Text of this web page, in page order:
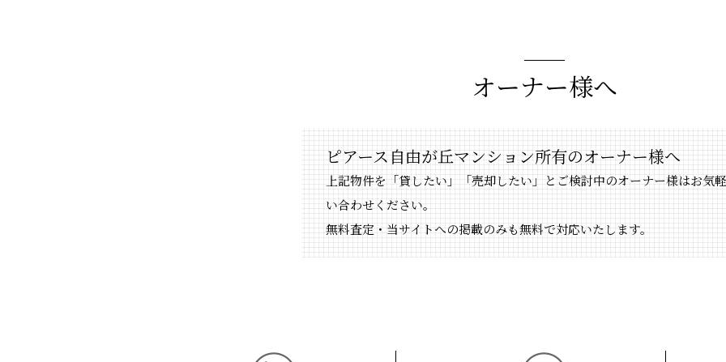
オーナー様へ
ピアース自由が丘マンション所有のオーナー様へ
上記物件を「貸したい」「売却したい」とご検討中のオーナー様はお気
い合わせください。
無料査定・当サイトへの掲載のみも無料で対応いたします。